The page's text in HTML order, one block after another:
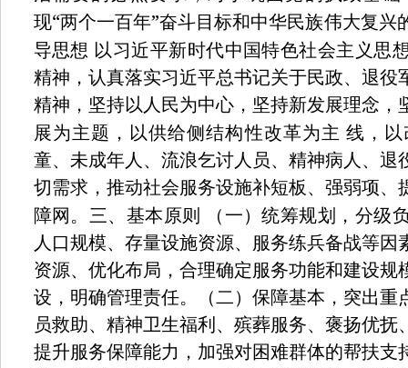
现“两个一百年”奋斗目标和中华民族伟大复兴
导思想 以习近平新时代中国特色社会主义思
精神，认真落实习近平总书记关于民政、退役
精神，坚持以人民为中心，坚持新发展理念，
展为主题，以供给侧结构性改革为主 线，
童、未成年人、流浪乞讨人员、精神病人、退
切需求，推动社会服务设施补短板、强弱项、
障网。三、基本原则
（一）统筹规划，分级
人口规模、存量设施资源、服务练兵备战等
资源、优化布局，合理确定服务功能和建设规
设，明确管理责任。（二）保障基本，突出重
员救助、精神卫生福利、殡葬服务、褒扬优
提升服务保障能力，加强对困难群体的帮扶支